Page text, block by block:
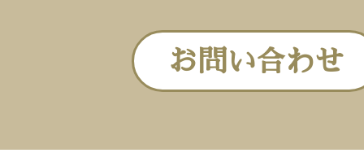
お問い合わせ